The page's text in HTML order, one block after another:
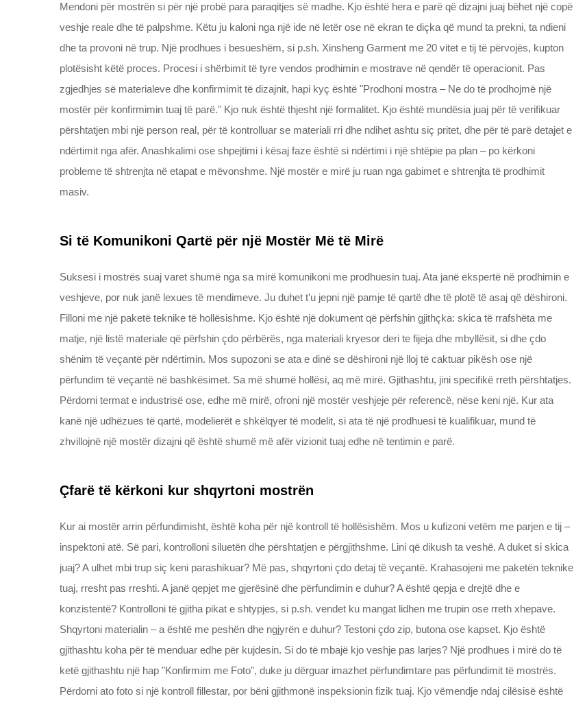
Mendoni për mostrën si për një probë para paraqitjes së madhe. Kjo është hera e parë që dizajni juaj bëhet një copë
veshje reale dhe të palpshme. Këtu ju kaloni nga një ide në letër ose në ekran te diçka që mund ta prekni, ta ndieni
dhe ta provoni në trup. Një prodhues i besueshëm, si p.sh. Xinsheng Garment me 20 vitet e tij të përvojës, kupton
plotësisht këtë proces. Procesi i shërbimit të tyre vendos prodhimin e mostrave në qendër të operacionit. Pas
zgjedhjes së materialeve dhe konfirmimit të dizajnit, hapi kyç është "Prodhoni mostra – Ne do të prodhojmë një
mostër për konfirmimin tuaj të parë." Kjo nuk është thjesht një formalitet. Kjo është mundësia juaj për të verifikuar
përshtatjen mbi një person real, për të kontrolluar se materiali rri dhe ndihet ashtu siç pritet, dhe për të parë detajet e
ndërtimit nga afër. Anashkalimi ose shpejtimi i kësaj faze është si ndërtimi i një shtëpie pa plan – po kërkoni
probleme të shtrenjta në etapat e mëvonshme. Një mostër e mirë ju ruan nga gabimet e shtrenjta të prodhimit
masiv.
Si të Komunikoni Qartë për një Mostër Më të Mirë
Suksesi i mostrës suaj varet shumë nga sa mirë komunikoni me prodhuesin tuaj. Ata janë ekspertë në prodhimin e
veshjeve, por nuk janë lexues të mendimeve. Ju duhet t’u jepni një pamje të qartë dhe të plotë të asaj që dëshironi.
Filloni me një paketë teknike të hollësishme. Kjo është një dokument që përfshin gjithçka: skica të rrafshëta me
matje, një listë materiale që përfshin çdo përbërës, nga materiali kryesor deri te fijeja dhe mbyllësit, si dhe çdo
shënim të veçantë për ndërtimin. Mos supozoni se ata e dinë se dëshironi një lloj të caktuar pikësh ose një
përfundim të veçantë në bashkësimet. Sa më shumë hollësi, aq më mirë. Gjithashtu, jini specifikë rreth përshtatjes.
Përdorni termat e industrisë ose, edhe më mirë, ofroni një mostër veshjeje për referencë, nëse keni një. Kur ata
kanë një udhëzues të qartë, modelierët e shkëlqyer të modelit, si ata të një prodhuesi të kualifikuar, mund të
zhvillojnë një mostër dizajni që është shumë më afër vizionit tuaj edhe në tentimin e parë.
Çfarë të kërkoni kur shqyrtoni mostrën
Kur ai mostër arrin përfundimisht, është koha për një kontroll të hollësishëm. Mos u kufizoni vetëm me parjen e tij –
inspektoni atë. Së pari, kontrolloni siluetën dhe përshtatjen e përgjithshme. Lini që dikush ta veshë. A duket si skica
juaj? A ulhet mbi trup siç keni parashikuar? Më pas, shqyrtoni çdo detaj të veçantë. Krahasojeni me paketën teknike
tuaj, rresht pas rreshti. A janë qepjet me gjerësinë dhe përfundimin e duhur? A është qepja e drejtë dhe e
konzistentë? Kontrolloni të gjitha pikat e shtypjes, si p.sh. vendet ku mangat lidhen me trupin ose rreth xhepave.
Shqyrtoni materialin – a është me peshën dhe ngjyrën e duhur? Testoni çdo zip, butona ose kapset. Kjo është
gjithashtu koha për të menduar edhe për kujdesin. Si do të mbajë kjo veshje pas larjes? Një prodhues i mirë do të
ketë gjithashtu një hap "Konfirmim me Foto", duke ju dërguar imazhet përfundimtare pas përfundimit të mostrës.
Përdorni ato foto si një kontroll fillestar, por bëni gjithmonë inspeksionin fizik tuaj. Kjo vëmendje ndaj cilësisë është